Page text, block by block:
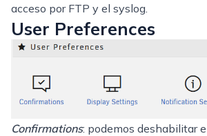
acceso por FTP y el syslog.
User Preferences
Confirmations: podemos deshabilitar